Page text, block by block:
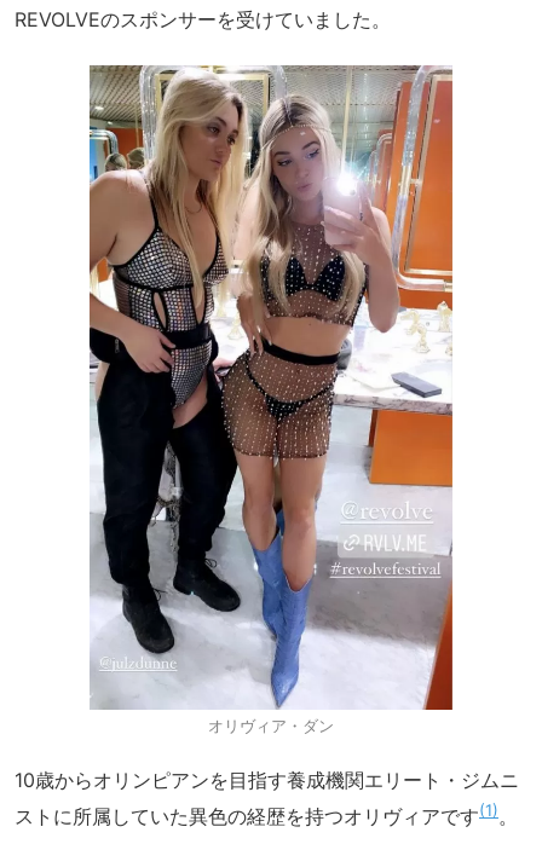
REVOLVEのスポンサーを受けていました。
オリヴィア・ダン
10歳からオリンピアンを目指す養成機関エリート・ジムニ
ストに所属していた異色の経歴を持つオリヴィアです 1 。